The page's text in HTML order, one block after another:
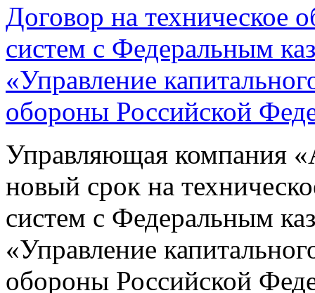
Договор на техническое
систем с Федеральным
«Управление
обороны Российской
Управляющая компания
новый срок на
систем с Федеральным
«Управление
обороны Российской